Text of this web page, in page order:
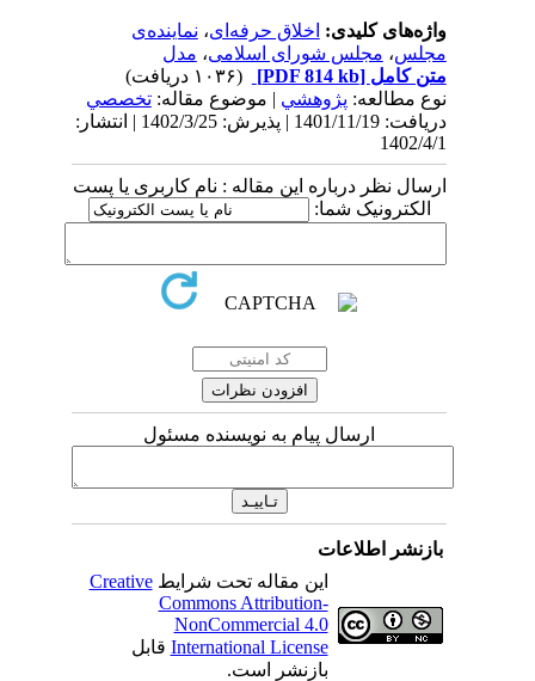
واژه‌های کلیدی:اخلاق حرفه‌ای،نماینده‌ی
مجلس،مجلس شورای اسلامی،مدل
متن کامل[PDF 814 kb]
نوع مطالعه:پژوهشي| موضوع مقاله:تخصصي
دریافت: 1401/11/19 | پذیرش: 1402/3/25 | انتشار:
1402/4/1
ارسال نظر درباره این مقاله : نام کاربری یا پست
الکترونیک شما:
ارسال پیام به نویسنده مسئول
بازنشر اطلاعات
این مقاله تحت شرایطCreative
Commons Attribution-
NonCommercial 4.0
International Licenseقابل
بازنشر است.